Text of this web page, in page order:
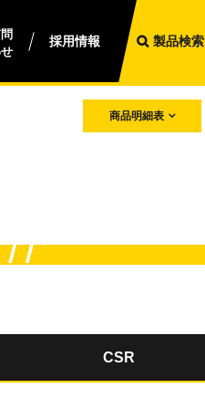
採用情報 製品検索
商品明細表
CSR